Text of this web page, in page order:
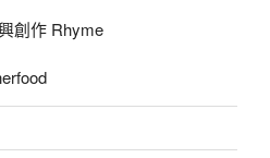
創作 Rhyme